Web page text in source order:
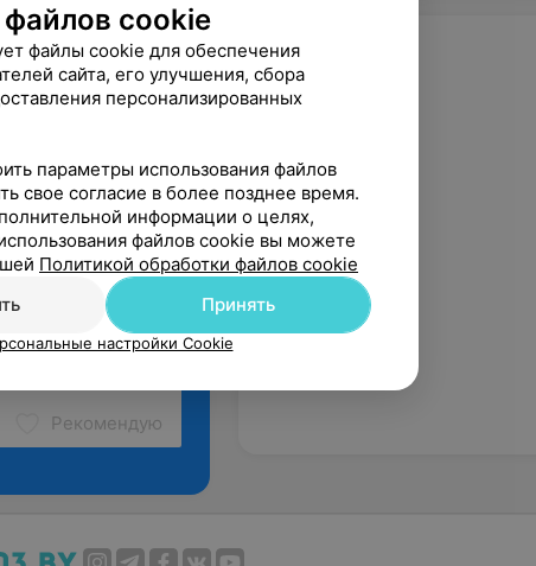
Рекомендую
cookie
файлы cookie для обеспечения
сайта, его улучшения, сбора
персонализированных
параметры использования файлов
свое согласие в более позднее время.
информации о целях,
файлов cookie вы можете
Политикой обработки файлов cookie
Принять
настройки Cookie